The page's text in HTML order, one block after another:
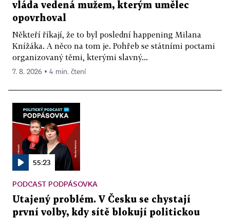
vláda vedená mužem, kterým umělec
opovrhoval
Někteří říkají, že to byl poslední happening Milana
Knížáka. A něco na tom je. Pohřeb se státními poctami
organizovaný těmi, kterými slavný...
7. 8. 2026 ▪ 4 min. čtení
55:23
PODCAST PODPÁSOVKA
Utajený problém. V Česku se chystají
první volby, kdy sítě blokují politickou